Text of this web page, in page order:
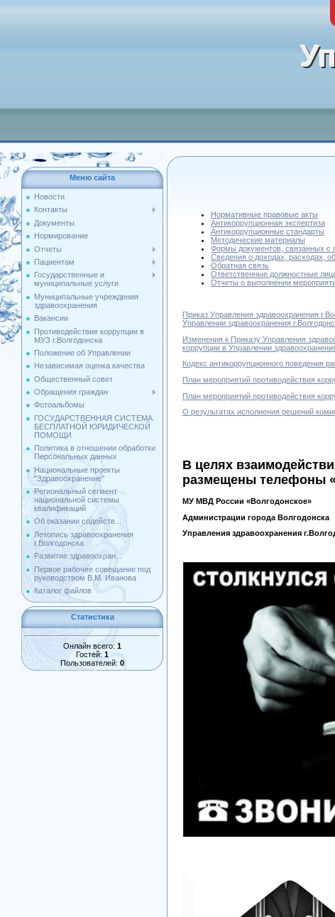
Меню сайта
Новости
Контакты
Документы
Нормирование
Отчеты
Пациентам
Государственные и
муниципальные услуги
Муниципальные учреждения
здравоохранения
Вакансии
Противодействие коррупции в
МУЗ г.Волгодонска
Положение об Управлении
Независимая оценка качества
Общественный совет
Обращения граждан
Фотоальбомы
ГОСУДАРСТВЕННАЯ СИСТЕМА
БЕСПЛАТНОЙ ЮРИДИЧЕСКОЙ
ПОМОЩИ
Политика в отношении обработки
Персональных данных
Национальные проекты
"Здравоохранение"
Региональный сегмент
национальной системы
квалификаций
Об оказании содейств...
Летопись здравоохранения
г.Волгодонска
Развитие здравоохран...
Первое рабочее совещание под
руководством В.М. Иванова
Каталог файлов
Статистика
Онлайн всего: 1
Гостей: 1
Пользователей: 0
Нормативные правовые акты
Антикоррупционная экспертиза
Антикоррупционные стандарты
Методические материалы
Формы документов, связанных с
Сведения о доходах, расходах,
Обратная связь
Ответственные должностные
Отчеты о выполнении
Приказ Управления здравоохранения
Управлении здравоохранения
Изменения к Приказу Управления
коррупции в Управлении
Кодекс антикоррупционного поведения
План мероприятий противодействия
План мероприятий противодействия
О результатах исполнения решений
В целях
размещены телефоны
МУ МВД России
Администрации города
Управления здравоохранения